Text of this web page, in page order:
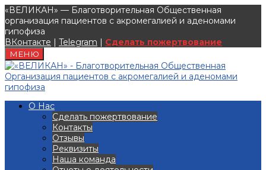
«ВЕЛИКАН» — Благотворительная Общественная
организация пациентов с акромегалией и аденомами
гипофиза
ВКонтакте | Telegram | Сделать пожертвование
МЕНЮ
О Нас
Сделать пожертвование
Контакты
Отзывы
Реквизиты
Наша команда